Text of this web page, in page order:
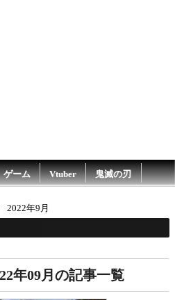
ゲーム Vtuber 鬼滅の刃
2022年9月
年09月の記事一覧